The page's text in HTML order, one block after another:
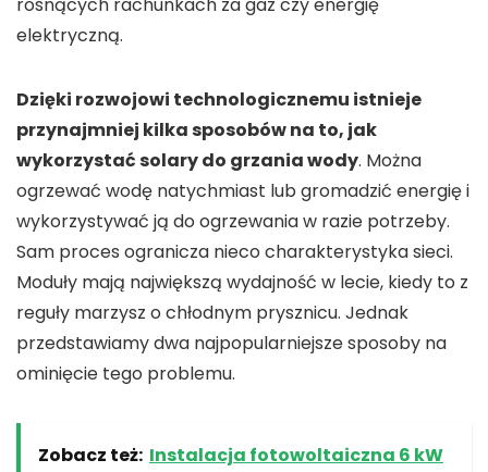
rosnących rachunkach za gaz czy energię
elektryczną.
Dzięki rozwojowi technologicznemu istnieje
przynajmniej kilka sposobów na to, jak
wykorzystać solary do grzania wody. Można
ogrzewać wodę natychmiast lub gromadzić energię i
wykorzystywać ją do ogrzewania w razie potrzeby.
Sam proces ogranicza nieco charakterystyka sieci.
Moduły mają największą wydajność w lecie, kiedy to z
reguły marzysz o chłodnym prysznicu. Jednak
przedstawiamy dwa najpopularniejsze sposoby na
ominięcie tego problemu.
Zobacz też: Instalacja fotowoltaiczna 6 kW